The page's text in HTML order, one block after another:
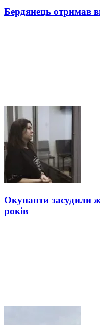
Бердянець отримав
Окупанти засудили
років